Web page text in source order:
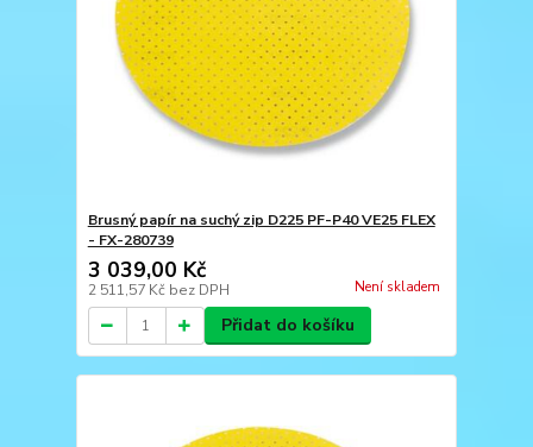
Brusný papír na suchý zip D225 PF-P40 VE25 FLEX
- FX-280739
3 039,00 Kč
2 511,57 Kč bez DPH Není skladem
Přidat do košíku